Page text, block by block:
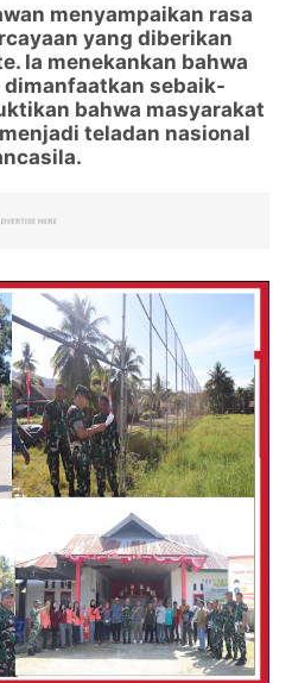
menyampaikan rasa
yang diberikan
Ia menekankan bahwa
sebaik-
bahwa masyarakat
teladan nasional